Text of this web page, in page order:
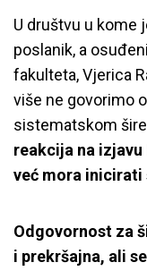
U društvu u kome
poslanik, a
fakulteta, Vjerica
više ne govorimo
sistematskom
reakcija na
već mora inicirati
Odgovornost za
i prekršajna, ali